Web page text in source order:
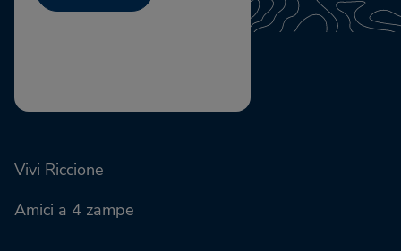
Vivi Riccione
Amici a 4 zampe